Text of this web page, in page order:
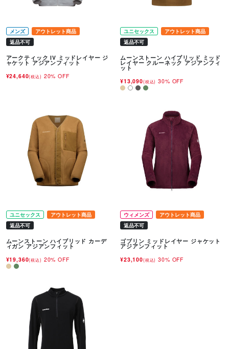
メンズ
アウトレット商品
返品不可
アークティック IV ミッドレイヤー ジ
ャケット アジアンフィット
¥24,640(税込) 20% OFF
ユニセックス
アウトレット商品
返品不可
ムーンストーン ハイブリッド ミッド
レイヤー クルーネック アジアンフィ
ット
¥13,090(税込) 30% OFF
ユニセックス
アウトレット商品
返品不可
ムーンストーン ハイブリッド カーデ
ィガン アジアンフィット
¥19,360(税込) 20% OFF
ウィメンズ
アウトレット商品
返品不可
ゴブリン ミッドレイヤー ジャケット
アジアンフィット
¥23,100(税込) 30% OFF